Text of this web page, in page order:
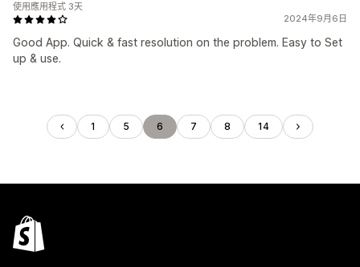
2024年9月6日
Good App. Quick & fast resolution on the problem. Easy to Set
up & use.
使用應用程式 3天
1 5 6 7 8 14